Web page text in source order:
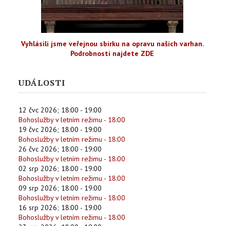
Vyhlásili jsme veřejnou sbírku na opravu našich varhan.
Podrobnosti najdete ZDE
UDÁLOSTI
12 čvc 2026; 18:00 - 19:00
Bohoslužby v letním režimu - 18:00
19 čvc 2026; 18:00 - 19:00
Bohoslužby v letním režimu - 18:00
26 čvc 2026; 18:00 - 19:00
Bohoslužby v letním režimu - 18:00
02 srp 2026; 18:00 - 19:00
Bohoslužby v letním režimu - 18:00
09 srp 2026; 18:00 - 19:00
Bohoslužby v letním režimu - 18:00
16 srp 2026; 18:00 - 19:00
Bohoslužby v letním režimu - 18:00